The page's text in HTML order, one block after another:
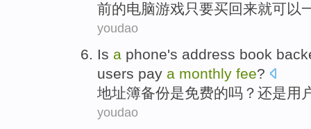
前的电脑游戏只要买回来就可以
youdao
Is a phone's address book
users pay a monthly fee?
地址簿备份是免费的吗？ 还是用
youdao